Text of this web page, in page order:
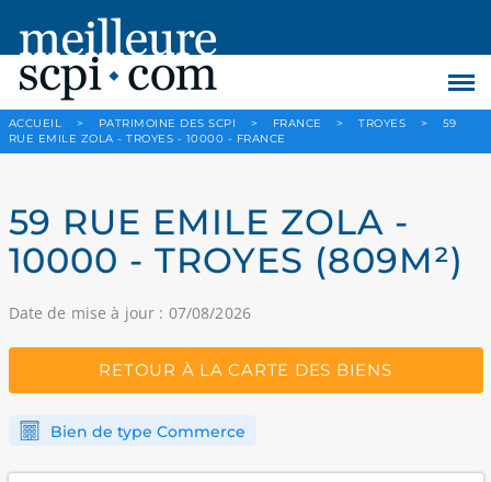
ACCUEIL > PATRIMOINE DES SCPI > FRANCE > TROYES >
59
RUE EMILE ZOLA - TROYES - 10000 - FRANCE
59 RUE EMILE ZOLA -
10000 - TROYES (809M²)
Date de mise à jour : 07/08/2026
RETOUR À LA CARTE DES BIENS
Bien de type Commerce